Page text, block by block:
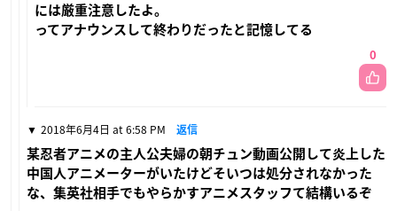
には厳重注意したよ。
ってアナウンスして終わりだったと記憶してる
0
2018年6月4日 at 6:58 PM 返信
某忍者アニメの主人公夫婦の朝チュン動画公開して炎上した
中国人アニメーターがいたけどそいつは処分されなかった
な、集英社相手でもやらかすアニメスタッフて結構いるぞ